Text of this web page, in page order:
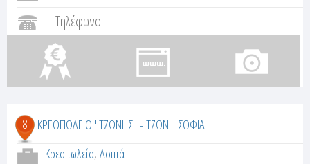
Τηλέφωνο
8
ΚΡΕΟΠΩΛΕΙΟ "ΤΖΩΝΗΣ" - ΤΖΩΝΗ ΣΟΦΙΑ
Κρεοπωλεία,Λοιπά